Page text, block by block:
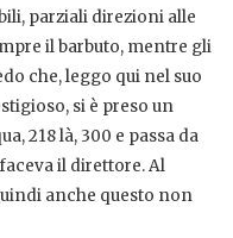
parziali direzioni alle
il barbuto, mentre gli
che, leggo qui nel suo
si è preso un
218 là, 300 e passa da
il direttore. Al
anche questo non